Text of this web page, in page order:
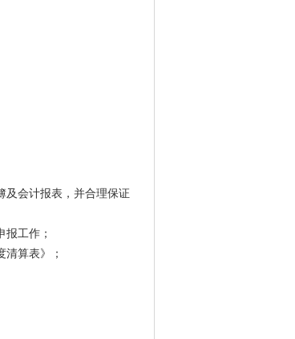
及会计报表，并合理保证
工作；
算表》；